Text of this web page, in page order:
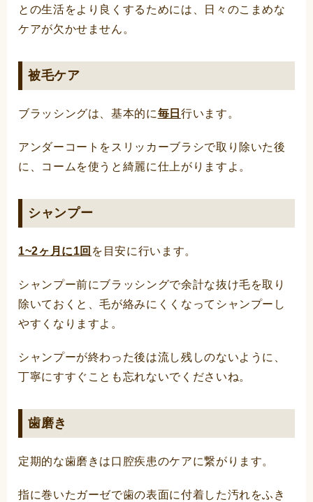
との生活をより良くするためには、日々のこまめな
ケアが欠かせません。
被毛ケア
ブラッシングは、基本的に毎日 行います。
アンダーコートをスリッカーブラシで取り除いた後
に、コームを使うと綺麗に仕上がりますよ。
シャンプー
1~2ヶ月に1回 を目安に行います。
シャンプー前にブラッシングで余計な抜け毛を取り
除いておくと、毛が絡みにくくなってシャンプーし
やすくなりますよ。
シャンプーが終わった後は流し残しのないように、
丁寧にすすぐことも忘れないでくださいね。
歯磨き
定期的な歯磨きは口腔疾患のケアに繋がります。
指に巻いたガーゼで歯の表面に付着した汚れをふき